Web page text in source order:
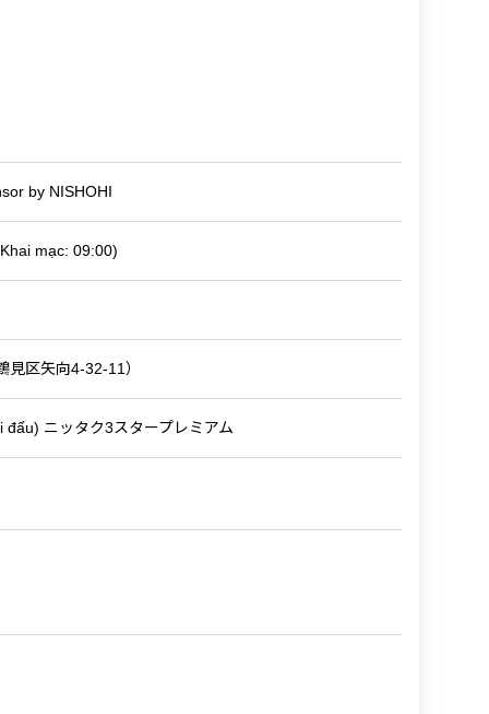
by NISHOHI
mạc: 09:00)
区矢向4-32-11）
ニッタク3スタープレミアム